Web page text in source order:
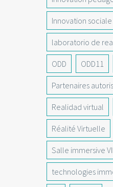
Innovation sociale
laboratorio de
ODD ODD11
Partenaires
Realidad virtual
Réalité Virtuelle
Salle immersive
technologies